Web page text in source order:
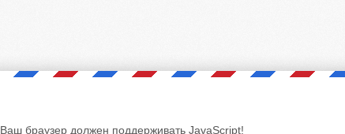
Ваш браузер должен поддерживать JavaScript!